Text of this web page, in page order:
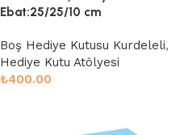
Ebat:25/25/10 cm
Boş Hediye Kutusu Kurdeleli,
Hediye Kutu Atölyesi
₺400.00